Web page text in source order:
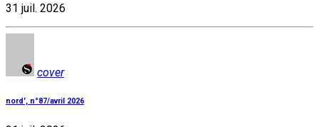
31 juil. 2026
cover
nord', n°87/avril 2026